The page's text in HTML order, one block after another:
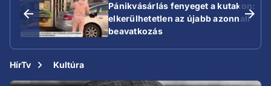
Pánikvásárlás fenyeget a kutakon:
elkerülhetetlen az újabb azonnali
beavatkozás
HírTv Kultúra